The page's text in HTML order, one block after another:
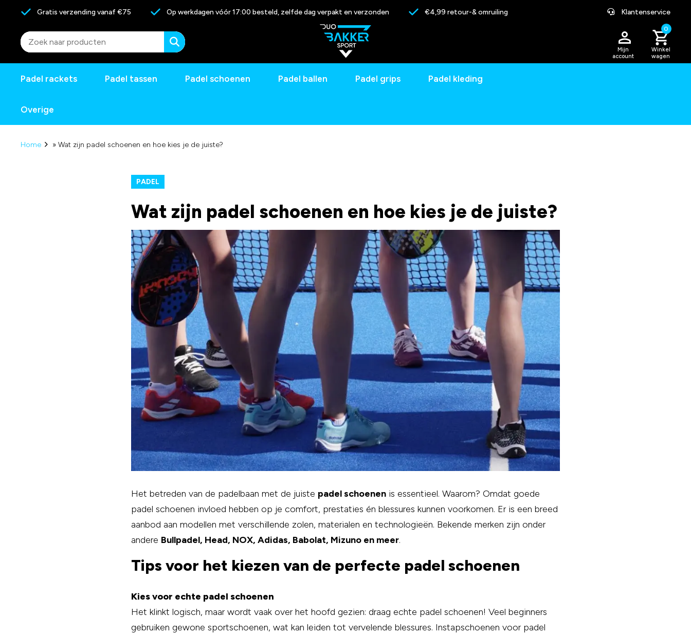
Gratis verzending vanaf €75 Op werkdagen vóór 17:00 besteld, zelfde dag verpakt en verzonden €4,99 retour-& omruiling Klantenservice
Mijn
account
Winkel
wagen
0
Padel rackets Padel tassen Padel schoenen Padel ballen Padel grips Padel kleding
Overige
Adidas
Bullpadel
Home » Wat zijn padel schoenen en hoe kies je de juiste?
PADEL
Wat zijn padel schoenen en hoe kies je de juiste?
Het betreden van de padelbaan met de juiste padel schoenenis essentieel. Waarom? Omdat goede
padel schoenen invloed hebben op je comfort, prestaties én blessures kunnen voorkomen. Er is een breed
aanbod aan modellen met verschillende zolen, materialen en technologieën. Bekende merken zijn onder
andere Bullpadel, Head, NOX, Adidas, Babolat, Mizuno en meer.
Tips voor het kiezen van de perfecte padel schoenen
Kies voor echte padel schoenen
Het klinkt logisch, maar wordt vaak over het hoofd gezien: draag echte padel schoenen! Veel beginners
gebruiken gewone sportschoenen, wat kan leiden tot vervelende blessures. Instapschoenen voor padel